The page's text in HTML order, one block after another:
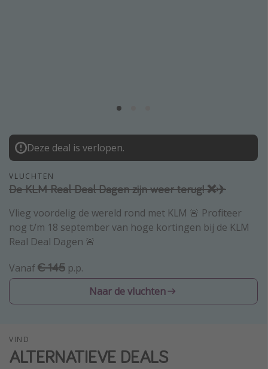
Type vakantie
Weekendje weg
Autoverhuur
Vroegboeker
Groepsreizen
Vakantieparken
Single reizen
Zonvakanties
Meer onderwerpen
Deze deal is verlopen.
VLUCHTEN
De KLM Real Deal Dagen zijn weer terug! ❌✈️
Vlieg voordelig de wereld rond met KLM 🚨 Profiteer
nog t/m 18 september van hoge kortingen bij de KLM
Real Deal Dagen 🚨
Vanaf€ 145 p.p.
Naar de vluchten
VIND
ALTERNATIEVE DEALS